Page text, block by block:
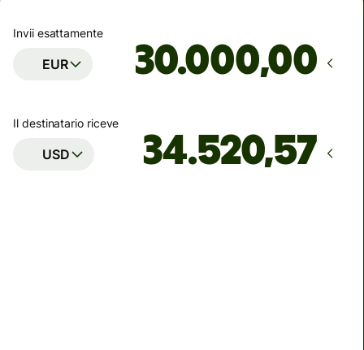
Invii esattamente
EUR ,00
Il destinatario riceve
USD